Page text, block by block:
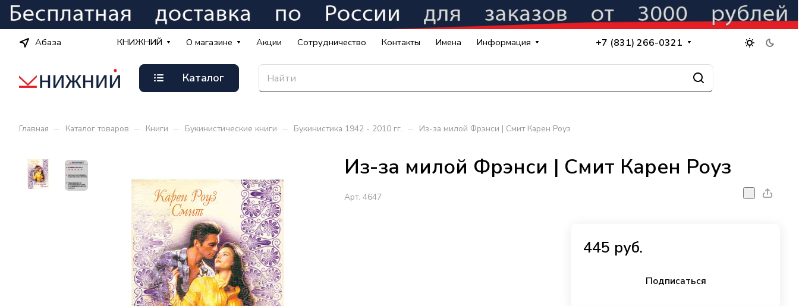
Абаза КНИЖНИЙ О магазине Акции Сотрудничество Контакты Имена Информация +7 (831) 266-0321
Каталог
Главная – Каталог товаров – Книги – Букинистические книги – Букинистика 1942 - 2010 гг. – Из-за милой Фрэнси | Смит Карен Роуз
Из-за милой Фрэнси | Смит Карен Роуз
Арт. 4647
445 руб.
Подписаться